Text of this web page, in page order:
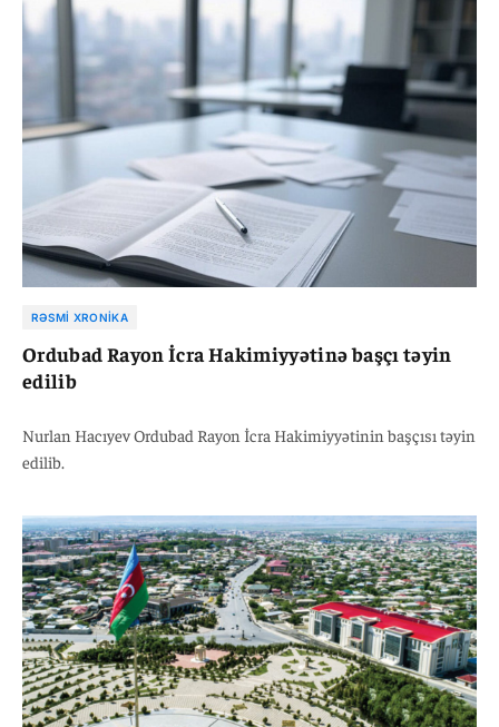
RƏSMI XRONIKA
Ordubad Rayon İcra Hakimiyyətinə başçı təyin
edilib
Nurlan Hacıyev Ordubad Rayon İcra Hakimiyyətinin başçısı təyin
edilib.